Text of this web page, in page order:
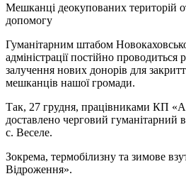
Мешканці деокупованих територій
допомогу
Гуманітарним штабом
адміністрації постійно проводиться
залучення нових донорів для
мешканців нашої громади.
Так, 27 грудня, працівниками КП
доставлено черговий гуманітарний
с. Веселе.
Зокрема, термобілизну та зимове
Відроження».